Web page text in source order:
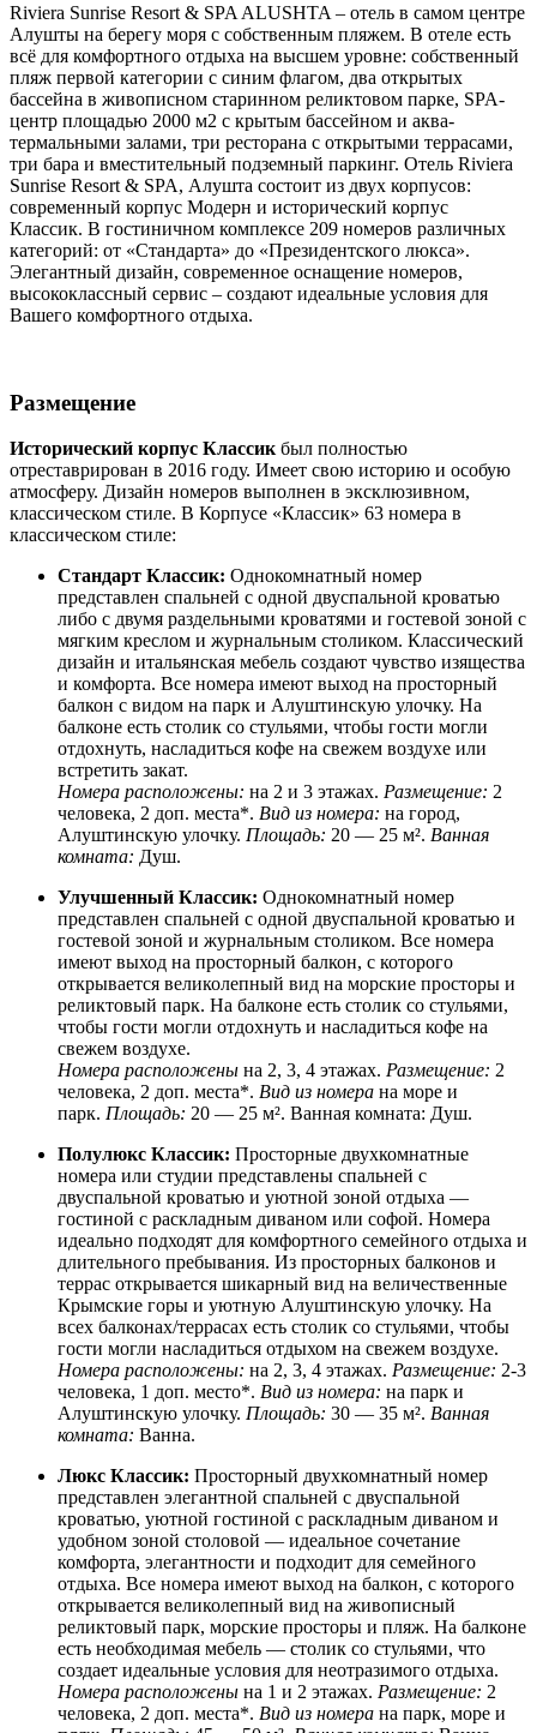
Riviera Sunrise Resort & SPA ALUSHTA – отель в самом центре
Алушты на берегу моря с собственным пляжем. В отеле есть
всё для комфортного отдыха на высшем уровне: собственный
пляж первой категории с синим флагом, два открытых
бассейна в живописном старинном реликтовом парке, SPA-
центр площадью 2000 м2 с крытым бассейном и аква-
термальными залами, три ресторана с открытыми террасами,
три бара и вместительный подземный паркинг. Отель Riviera
Sunrise Resort & SPA, Алушта состоит из двух корпусов:
современный корпус Модерн и исторический корпус
Классик. В гостиничном комплексе 209 номеров различных
категорий: от «Стандарта» до «Президентского люкса».
Элегантный дизайн, современное оснащение номеров,
высококлассный сервис – создают идеальные условия для
Вашего комфортного отдыха.
Размещение
Исторический корпус Классик был полностью
отреставрирован в 2016 году. Имеет свою историю и особую
атмосферу. Дизайн номеров выполнен в эксклюзивном,
классическом стиле. В Корпусе «Классик» 63 номера в
классическом стиле:
Стандарт Классик: Однокомнатный номер
представлен спальней с одной двуспальной кроватью
либо с двумя раздельными кроватями и гостевой зоной с
мягким креслом и журнальным столиком. Классический
дизайн и итальянская мебель создают чувство изящества
и комфорта. Все номера имеют выход на просторный
балкон с видом на парк и Алуштинскую улочку. На
балконе есть столик со стульями, чтобы гости могли
отдохнуть, насладиться кофе на свежем воздухе или
встретить закат.
Номера расположены: на 2 и 3 этажах.​ Размещение: 2
человека, 2 доп. места*. Вид из номера: на город,
Алуштинскую улочку. Площадь: 20 — 25 м². Ванная
комната: Душ.
Улучшенный Классик: Однокомнатный номер
представлен спальней с одной двуспальной кроватью и
гостевой зоной и журнальным столиком. Все номера
имеют выход на просторный балкон, с которого
открывается великолепный вид на морские просторы и
реликтовый парк. На балконе есть столик со стульями,
чтобы гости могли отдохнуть и насладиться кофе на
свежем воздухе.
Номера расположены на 2, 3, 4 этажах. Размещение: 2
человека, 2 доп. места*. Вид из номера на море и
парк. Площадь: 20 — 25 м². Ванная комната: Душ.
Полулюкс Классик: Просторные двухкомнатные
номера или студии представлены спальней с
двуспальной кроватью и уютной зоной отдыха —
гостиной с раскладным диваном или софой. Номера
идеально подходят для комфортного семейного отдыха и
длительного пребывания. Из просторных балконов и
террас открывается шикарный вид на величественные
Крымские горы и уютную Алуштинскую улочку. На
всех балконах/террасах есть столик со стульями, чтобы
гости могли насладиться отдыхом на свежем воздухе.
Номера расположены: на 2, 3, 4 этажах. Размещение: 2-3
человека, 1 доп. место*. Вид из номера: на парк и
Алуштинскую улочку. Площадь: 30 — 35 м². Ванная
комната: Ванна.
Люкс Классик: Просторный двухкомнатный номер
представлен элегантной спальней с двуспальной
кроватью, уютной гостиной с раскладным диваном и
удобном зоной столовой — идеальное сочетание
комфорта, элегантности и подходит для семейного
отдыха. Все номера имеют выход на балкон, с которого
открывается великолепный вид на живописный
реликтовый парк, морские просторы и пляж. На балконе
есть необходимая мебель — столик со стульями, что
создает идеальные условия для неотразимого отдыха.
Номера расположены на 1 и 2 этажах. Размещение: 2
человека, 2 доп. места*. Вид из номера на парк, море и